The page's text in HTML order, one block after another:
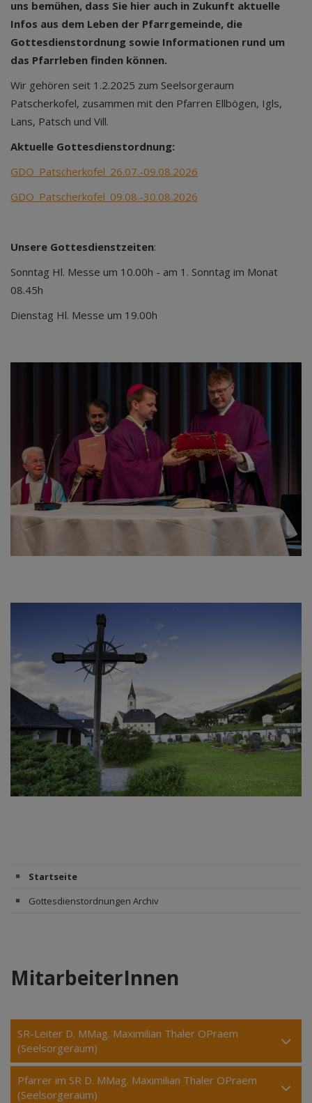
uns bemühen, dass Sie hier auch in Zukunft aktuelle
Infos aus dem Leben der Pfarrgemeinde, die
Gottesdienstordnung sowie Informationen rund um
das Pfarrleben finden können.
Wir gehören seit 1.2.2025 zum Seelsorgeraum
Patscherkofel, zusammen mit den Pfarren Ellbögen, Igls,
Lans, Patsch und Vill.
Aktuelle Gottesdienstordnung:
GDO_Patscherkofel_26.07.-09.08.2026
GDO_Patscherkofel_09.08.-30.08.2026
Unsere Gottesdienstzeiten:
Sonntag Hl. Messe um 10.00h - am 1. Sonntag im Monat
08.45h
Dienstag Hl. Messe um 19.00h
Startseite
Gottesdienstordnungen Archiv
MitarbeiterInnen
SR-Leiter D. MMag. Maximilian Thaler OPraem
(Seelsorgeraum)
Pfarrer im SR D. MMag. Maximilian Thaler OPraem
(Seelsorgeraum)